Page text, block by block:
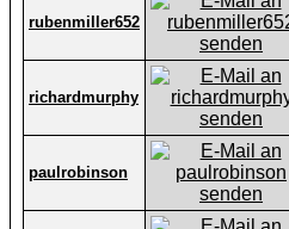
rubenmiller652
richardmurphy
paulrobinson